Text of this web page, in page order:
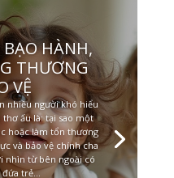
BẠO HÀNH,
THƯƠNG
VỆ
nhiều người khó hiểu
ấu là: tại sao một
hoặc làm tổn thương
và bảo vệ chính cha
nhìn từ bên ngoài có
trẻ...